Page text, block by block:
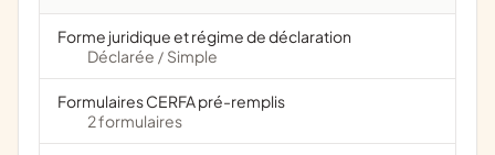
Forme juridique et régime de déclaration
Déclarée / Simple
Formulaires CERFA pré-remplis
2 formulaires